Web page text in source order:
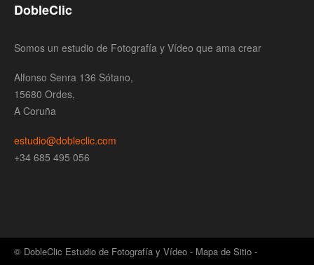
DobleClic
Somos un estudio de Fotografía y Vídeo que ama crear
Alfonso Senra 136 Sótano,
15680 Ordes,
A Coruña
estudio@dobleclic.com
+34 685 495 056
© DobleClic Estudio de Fotografía y Vídeo - Mapa de Sitio -